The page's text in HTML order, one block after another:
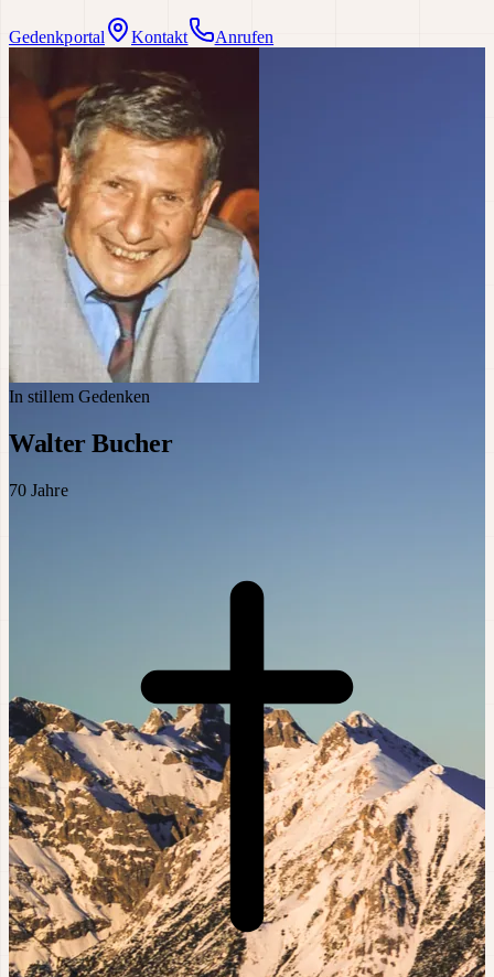
Gedenkportal Kontakt Anrufen
In stillem Gedenken
Walter Bucher
70 Jahre